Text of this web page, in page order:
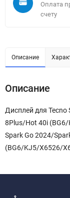
Оплата
счету
Описание
Описание
Дисплей для
8Plus/Hot 40i
Spark Go 2024/
(BG6/KJ5/X6526/